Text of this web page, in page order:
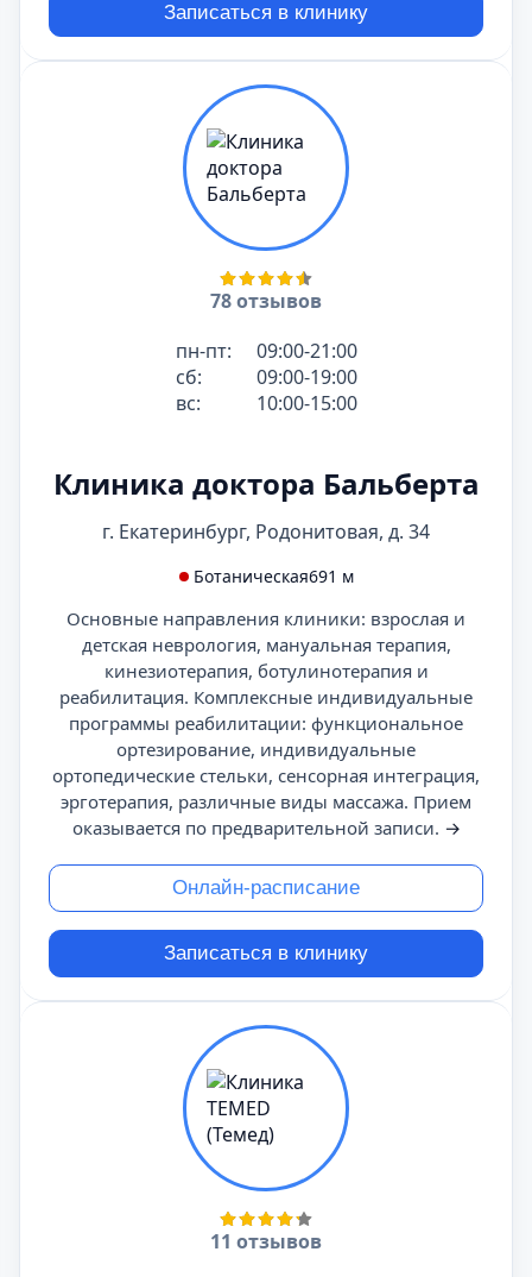
Записаться в клинику
78 отзывов
пн-пт:
09:00-21:00
сб:
09:00-19:00
вс:
10:00-15:00
Клиника доктора Бальберта
г. Екатеринбург, Родонитовая, д. 34
Ботаническая691 м
Основные направления клиники: взрослая и
детская неврология, мануальная терапия,
кинезиотерапия, ботулинотерапия и
реабилитация. Комплексные индивидуальные
программы реабилитации: функциональное
ортезирование, индивидуальные
ортопедические стельки, сенсорная интеграция,
эрготерапия, различные виды массажа. Прием
оказывается по предварительной записи. →
Онлайн-расписание
Записаться в клинику
11 отзывов